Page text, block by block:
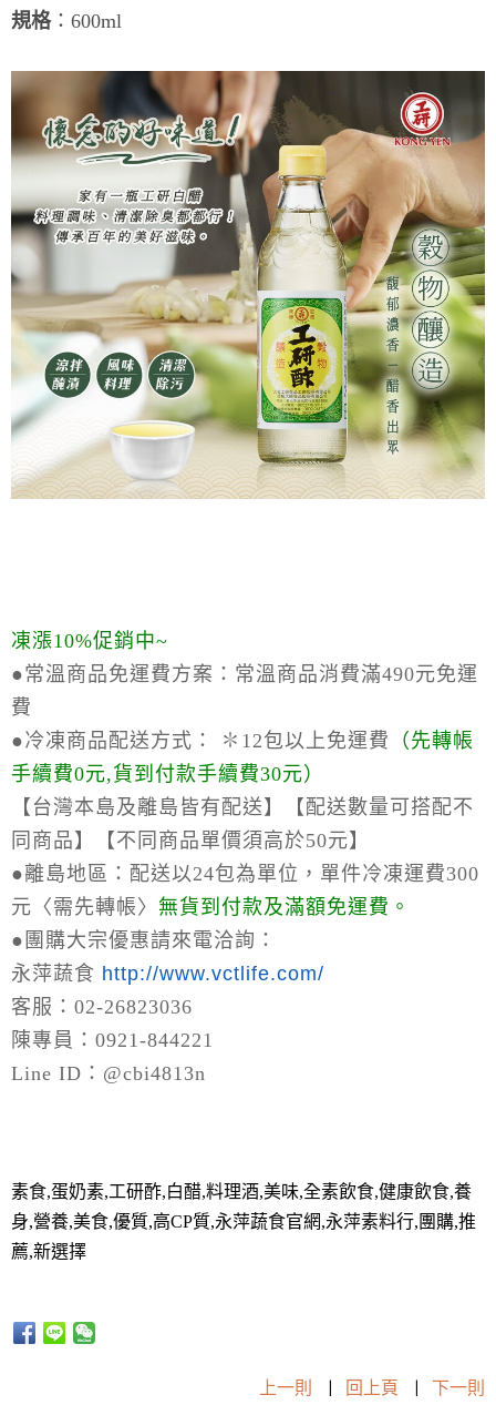
規格：600ml
凍漲10%促銷中~
●常溫商品免運費方案： 常溫商品消費滿490元免運
費
●冷凍商品配送方式：
✽12包以上免運費 （先轉帳
手續費0元,貨到付款手續費30元）
【台灣本島及離島皆有配送】【配送數量可搭配不
同商品】【不同商品單價須高於50元】
●離島地區： 配送以24包為單位，單件冷凍運費300
元〈需先轉帳〉 無貨到付款及滿額免運費。
● 團購大宗優惠請來電洽詢：
永萍蔬食 http://www.vctlife.com/
客服：02-26823036
陳專員：0921-844221
Line ID：@cbi4813n
素食,蛋奶素,工研酢,白醋,料理酒,美味,全素飲食,健康飲食,養
身,營養,美食,優質,高CP質,永萍蔬食官網,永萍素料行,團購,推
薦,新選擇
上一則 | 回上頁 | 下一則